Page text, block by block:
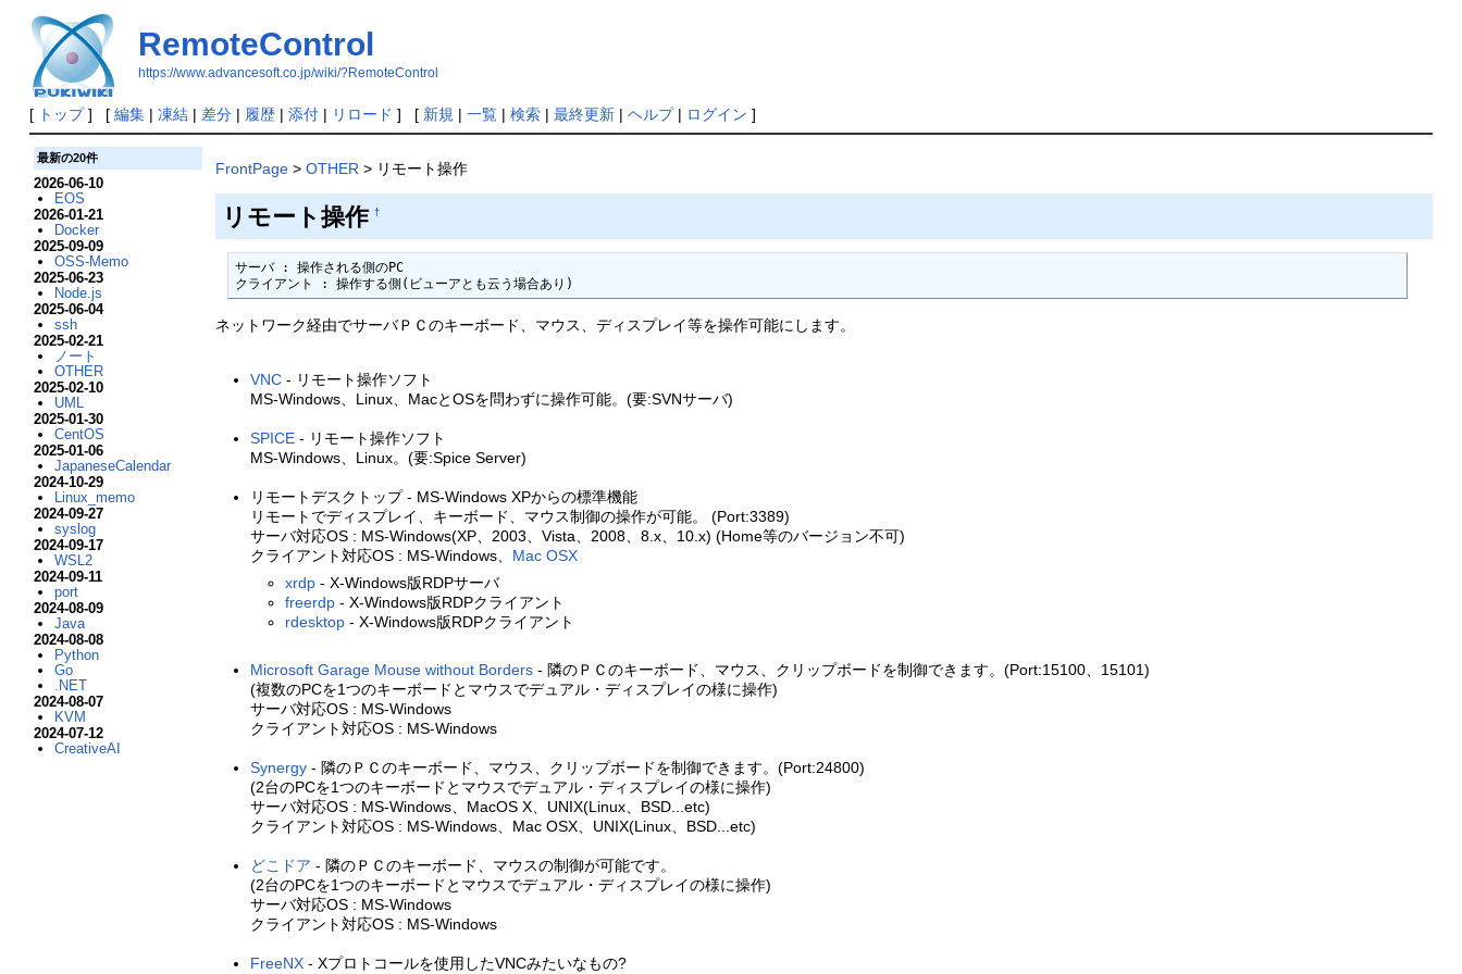
RemoteControl
https://www.advancesoft.co.jp/wiki/?RemoteControl
[ トップ] [ 編集| 凍結| 差分| 履歴| 添付| リロード ] [ 新規 | 一覧| 検索| 最終更新| ヘルプ| ログイン ]
FrontPage> OTHER > リモート操作
リモート操作 †
サーバ : 操作される側のPC
クライアント : 操作する側(ビューアとも云う場合あり)
ネットワーク経由でサーバＰＣのキーボード、マウス、ディスプレイ等を操作可能にします。
VNC- リモート操作ソフト
MS-Windows、Linux、MacとOSを問わずに操作可能。(要:SVNサーバ)
SPICE- リモート操作ソフト
MS-Windows、Linux。(要:Spice Server)
リモートデスクトップ - MS-Windows XPからの標準機能
リモートでディスプレイ、キーボード、マウス制御の操作が可能。 (Port:3389)
サーバ対応OS : MS-Windows(XP、2003、Vista、2008、8.x、10.x) (Home等のバージョン不可)
クライアント対応OS : MS-Windows、 Mac OSX
xrdp- X-Windows版RDPサーバ
freerdp- X-Windows版RDPクライアント
rdesktop- X-Windows版RDPクライアント
Microsoft Garage Mouse without Borders- 隣のＰＣのキーボード、マウス、クリップボードを制御できます。(Port:15100、15101)
(複数のPCを1つのキーボードとマウスでデュアル・ディスプレイの様に操作)
サーバ対応OS : MS-Windows
クライアント対応OS : MS-Windows
Synergy- 隣のＰＣのキーボード、マウス、クリップボードを制御できます。(Port:24800)
(2台のPCを1つのキーボードとマウスでデュアル・ディスプレイの様に操作)
サーバ対応OS : MS-Windows、MacOS X、UNIX(Linux、BSD...etc)
クライアント対応OS : MS-Windows、Mac OSX、UNIX(Linux、BSD...etc)
どこドア - 隣のＰＣのキーボード、マウスの制御が可能です。
(2台のPCを1つのキーボードとマウスでデュアル・ディスプレイの様に操作)
サーバ対応OS : MS-Windows
クライアント対応OS : MS-Windows
FreeNX- Xプロトコールを使用したVNCみたいなもの?
最新の20件
2026-06-10
EOS
2026-01-21
Docker
2025-09-09
OSS-Memo
2025-06-23
Node.js
2025-06-04
ssh
2025-02-21
ノート
OTHER
2025-02-10
UML
2025-01-30
CentOS
2025-01-06
JapaneseCalendar
2024-10-29
Linux_memo
2024-09-27
syslog
2024-09-17
WSL2
2024-09-11
port
2024-08-09
Java
2024-08-08
Python
Go
.NET
2024-08-07
KVM
2024-07-12
CreativeAI